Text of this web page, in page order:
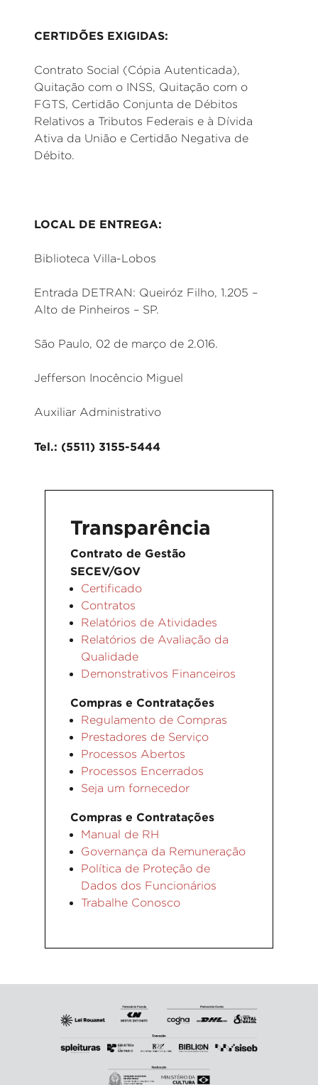
CERTIDÕES EXIGIDAS:
Contrato Social (Cópia Autenticada),
Quitação com o INSS, Quitação com o
FGTS, Certidão Conjunta de Débitos
Relativos a Tributos Federais e à Dívida
Ativa da União e Certidão Negativa de
Débito.
LOCAL DE ENTREGA:
Biblioteca Villa-Lobos
Entrada DETRAN: Queiróz Filho, 1.205 –
Alto de Pinheiros – SP.
São Paulo, 02 de março de 2.016.
Jefferson Inocêncio Miguel
Auxiliar Administrativo
Tel.: (5511) 3155-5444
Transparência
Contrato de Gestão
SECEV/GOV
Certificado
Contratos
Relatórios de Atividades
Relatórios de Avaliação da
Qualidade
Demonstrativos Financeiros
Compras e Contratações
Regulamento de Compras
Prestadores de Serviço
Processos Abertos
Processos Encerrados
Seja um fornecedor
Compras e Contratações
Manual de RH
Governança da Remuneração
Política de Proteção de
Dados dos Funcionários
Trabalhe Conosco